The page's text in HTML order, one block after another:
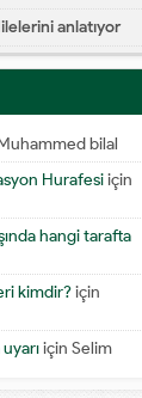
anlatıyor
bilal
Hurafesiiçin
hangi tarafta
kimdir?için
için Selim